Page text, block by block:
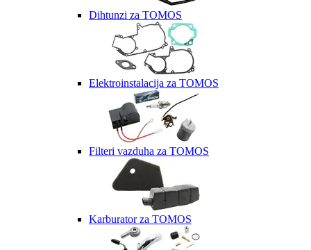
Dihtunzi za TOMOS
Elektroinstalacija za TOMOS
Filteri vazduha za TOMOS
Karburator za TOMOS